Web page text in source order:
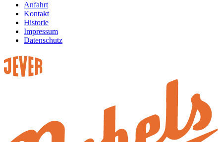
Anfahrt
Kontakt
Historie
Impressum
Datenschutz